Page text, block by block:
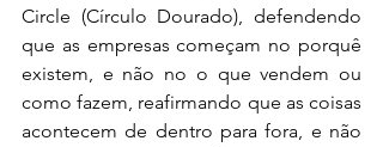
Circle (Círculo Dourado), defendendo
que as empresas começam no porquê
existem, e não no o que vendem ou
como fazem, reafirmando que as coisas
acontecem de dentro para fora, e não